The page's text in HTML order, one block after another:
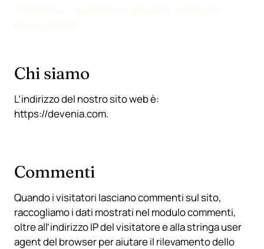
Chi siamo
L’indirizzo del nostro sito web è:
https://devenia.com.
Commenti
Quando i visitatori lasciano commenti sul sito,
raccogliamo i dati mostrati nel modulo commenti,
oltre all’indirizzo IP del visitatore e alla stringa user
agent del browser per aiutare il rilevamento dello